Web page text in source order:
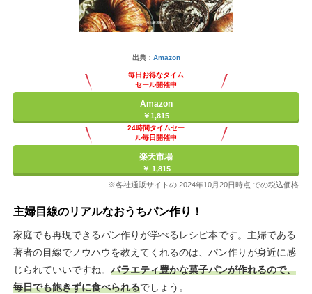
出典： Amazon
毎日お得なタイム
セール開催中
Amazon
￥1,815
24時間タイムセー
ル毎日開催中
楽天市場
￥ 1,815
※各社通販サイトの 2024年10月20日時点 での税込価格
主婦目線のリアルなおうちパン作り！
家庭でも再現できるパン作りが学べるレシピ本です。主婦である
著者の目線でノウハウを教えてくれるのは、パン作りが身近に感
じられていいですね。 バラエティ豊かな菓子パンが作れるので、
毎日でも飽きずに食べられるでしょう。